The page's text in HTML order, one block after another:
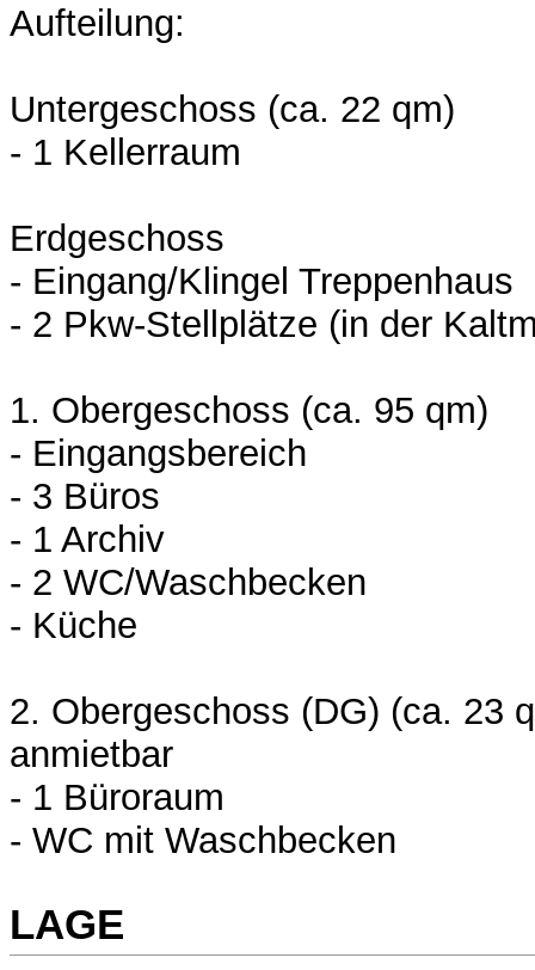
Aufteilung:
Untergeschoss (ca. 22 qm)
- 1 Kellerraum
Erdgeschoss
- Eingang/Klingel Treppenhaus
- 2 Pkw-Stellplätze (in der
1. Obergeschoss (ca. 95 qm)
- Eingangsbereich
- 3 Büros
- 1 Archiv
- 2 WC/Waschbecken
- Küche
2. Obergeschoss (DG) (ca. 23
anmietbar
- 1 Büroraum
- WC mit Waschbecken
LAGE